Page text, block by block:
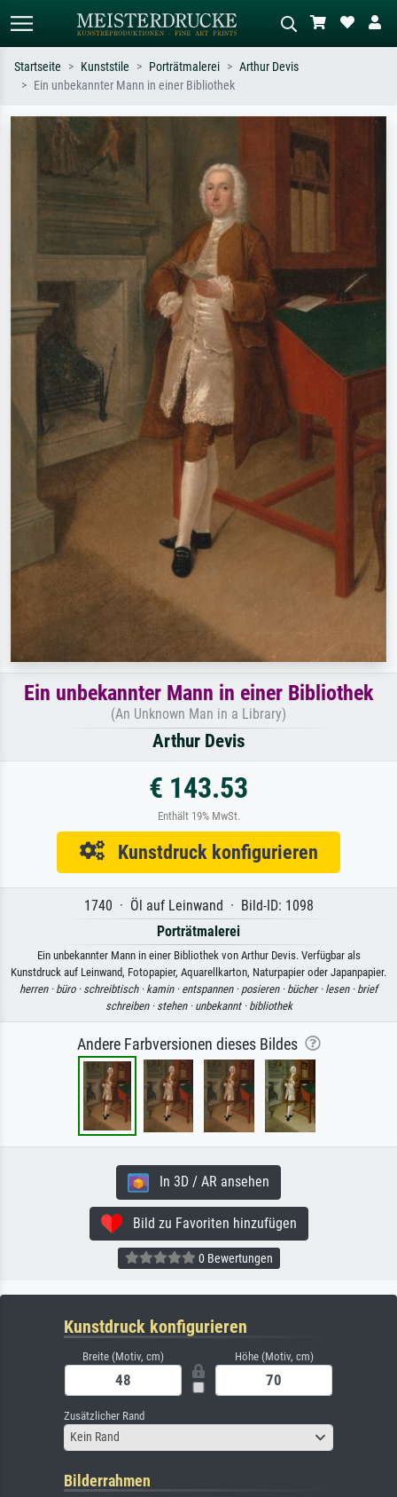
Suchen Sie nach Künstlern, Werktiteln
oder Stilen – z.B. Monet,
Sternennacht, Impressionismus, Welle
Hokusai, Akt.
Beschreiben Sie die Szene – z.B. Grüne
Wiese, Abstrakt mit viel Rot, Dunkles
Ölgemälde, Stehender Akt neben einem
Baum.
Startseite Kunststile Porträtmalerei
Arthur Devis
Ein unbekannter Mann in einer Bibliothek
Ein unbekannter Mann in einer Bibliothek
(An Unknown Man in a Library)
Arthur Devis
€ 143.53
Enthält 19% MwSt.
Kunstdruck konfigurieren
1740 · Öl auf Leinwand · Bild-ID: 1098
Porträtmalerei
Ein unbekannter Mann in einer Bibliothek von Arthur Devis. Verfügbar als
Kunstdruck auf Leinwand, Fotopapier, Aquarellkarton, Naturpapier oder Japanpapier.
herren · büro · schreibtisch · kamin · entspannen · posieren · bücher · lesen · brief
schreiben · stehen · unbekannt · bibliothek
Andere Farbversionen dieses Bildes
In 3D / AR ansehen
Bild zu Favoriten hinzufügen
0 Bewertungen
Kunstdruck konfigurieren
Breite (Motiv, cm) Höhe (Motiv, cm)
Zusätzlicher Rand
Kein Rand
Bilderrahmen